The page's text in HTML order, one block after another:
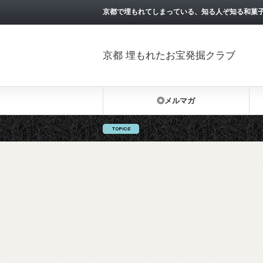
京都で埋もれてしまっている、知る人ぞ知る和菓
京都 埋もれたお宝発掘クラブ
◎メルマガ